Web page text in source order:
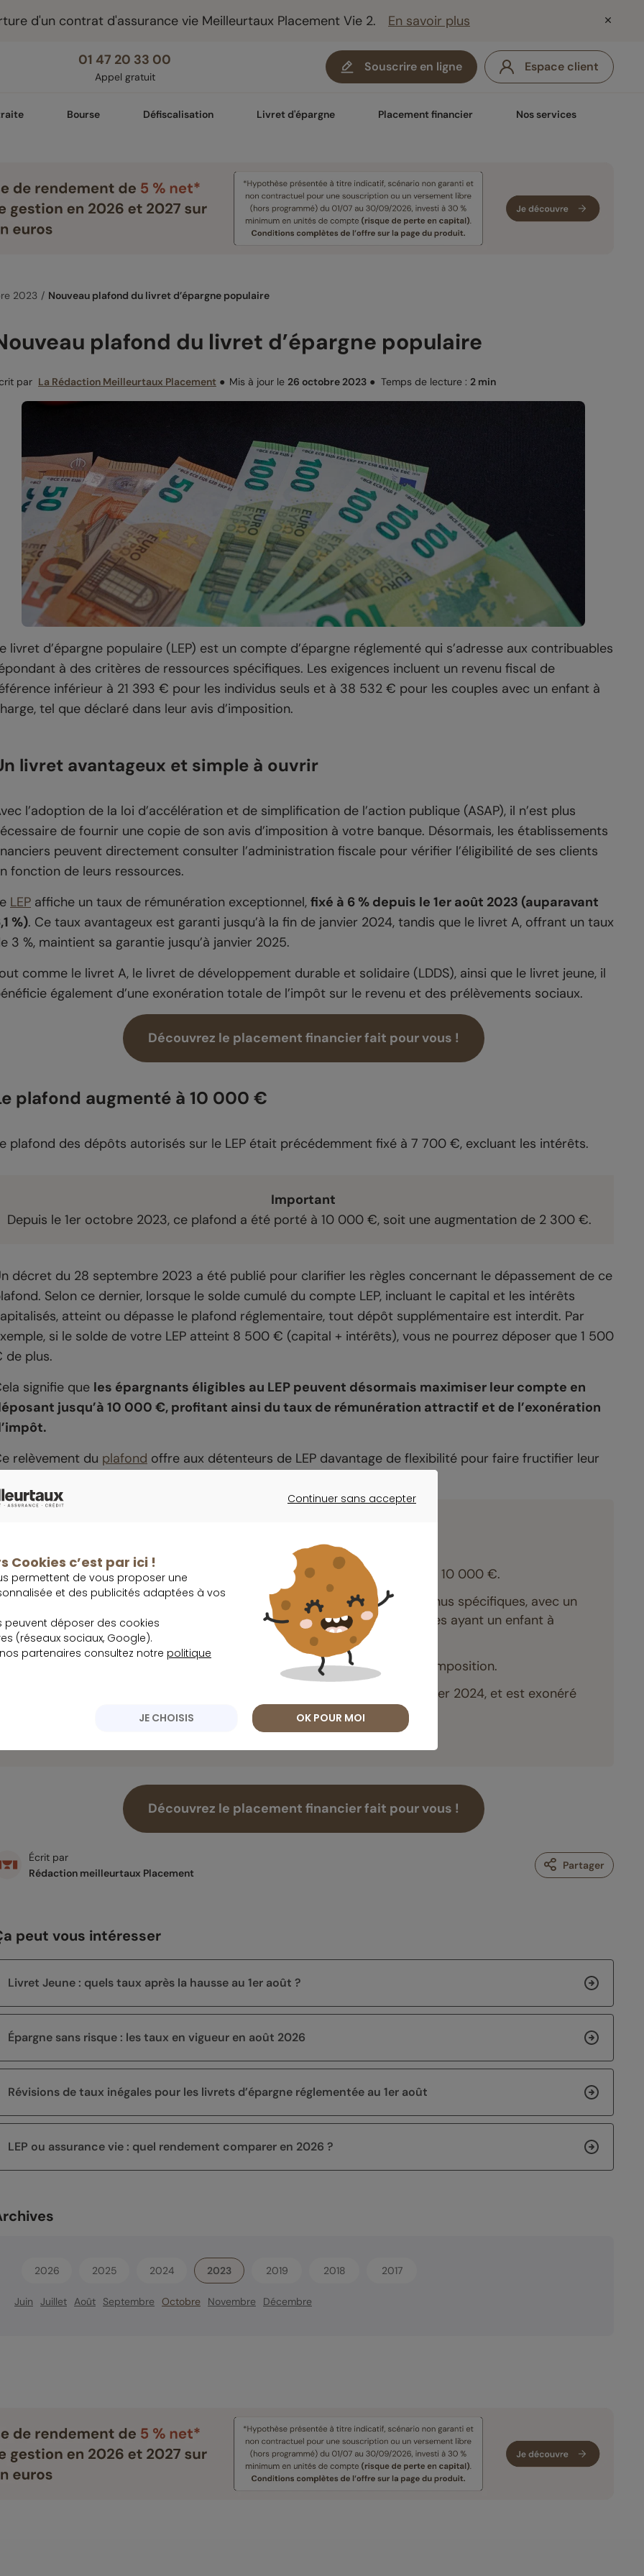
d'un contrat d'assurance vie Meilleurtaux Placement Vie 2. En savoir plus
01 47 20 33 00
Appel gratuit
Souscrire en ligne Espace client
Bourse Défiscalisation Livret d'épargne Placement financier Nos services
2023 Nouveau plafond du livret d’épargne populaire
plafond du livret d’épargne populaire
par La Rédaction Meilleurtaux Placement ● Mis à jour le 26 octobre 2023 ● Temps de lecture : 2 min
livret d’épargne populaire (LEP) est un compte d’épargne réglementé qui s’adresse aux contribuables
à des critères de ressources spécifiques. Les exigences incluent un revenu fiscal de
inférieur à 21 393 € pour les individus seuls et à 38 532 € pour les couples avec un enfant à
tel que déclaré dans leur avis d’imposition.
livret avantageux et simple à ouvrir
l’adoption de la loi d’accélération et de simplification de l’action publique (ASAP), il n’est plus
de fournir une copie de son avis d’imposition à votre banque. Désormais, les établissements
peuvent directement consulter l’administration fiscale pour vérifier l’éligibilité de ses clients
fonction de leurs ressources.
LEP affiche un taux de rémunération exceptionnel, fixé à 6 % depuis le 1er août 2023 (auparavant
%). Ce taux avantageux est garanti jusqu’à la fin de janvier 2024, tandis que le livret A, offrant un taux
3 %, maintient sa garantie jusqu’à janvier 2025.
comme le livret A, le livret de développement durable et solidaire (LDDS), ainsi que le livret jeune, il
également d’une exonération totale de l’impôt sur le revenu et des prélèvements sociaux.
Découvrez le placement financier fait pour vous !
plafond augmenté à 10 000 €
plafond des dépôts autorisés sur le LEP était précédemment fixé à 7 700 €, excluant les intérêts.
Important
Depuis le 1er octobre 2023, ce plafond a été porté à 10 000 €, soit une augmentation de 2 300 €.
décret du 28 septembre 2023 a été publié pour clarifier les règles concernant le dépassement de ce
Selon ce dernier, lorsque le solde cumulé du compte LEP, incluant le capital et les intérêts
atteint ou dépasse le plafond réglementaire, tout dépôt supplémentaire est interdit. Par
si le solde de votre LEP atteint 8 500 € (capital + intérêts), vous ne pourrez déposer que 1 500
de plus.
signifie que les épargnants éligibles au LEP peuvent désormais maximiser leur compte en
jusqu’à 10 000 €, profitant ainsi du taux de rémunération attractif et de l’exonération
relèvement du plafond offre aux détenteurs de LEP davantage de flexibilité pour faire fructifier leur
Le plafond du livret d’épargne populaire (LEP) est désormais fixé à 10 000 €.
Le LEP est accessible à ceux qui répondent à des critères de revenus spécifiques, avec un
seuil de 21 393 € pour les individus et de 38 532 € pour les couples ayant un enfant à
charge.
La loi ASAP permet aux banques de vérifier l’éligibilité sans avis d’imposition.
Le LEP offre un taux de rémunération de 6 %, garanti jusqu’en janvier 2024, et est exonéré
Découvrez le placement financier fait pour vous !
Écrit par
Rédaction meilleurtaux Placement
Partager
peut vous intéresser
Livret Jeune : quels taux après la hausse au 1er août ?
Épargne sans risque : les taux en vigueur en août 2026
Révisions de taux inégales pour les livrets d’épargne réglementée au 1er août
LEP ou assurance vie : quel rendement comparer en 2026 ?
2026 2025 2024 2023 2019 2018 2017
Juin Juillet Août Septembre Octobre Novembre Décembre
Continuer sans accepter
Cookies c’est par ici !
permettent de vous proposer une
et des publicités adaptées à vos
peuvent déposer des cookies
(réseaux sociaux, Google).
partenaires consultez notre politique
JE CHOISIS OK POUR MOI